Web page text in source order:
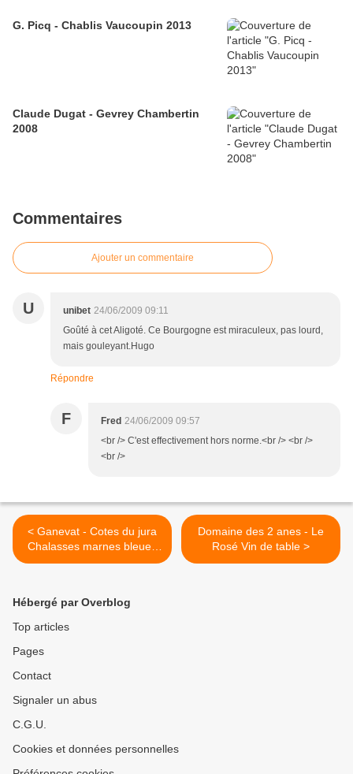
G. Picq - Chablis Vaucoupin 2013
Claude Dugat - Gevrey Chambertin
2008
Commentaires
Ajouter un commentaire
U unibet 24/06/2009 09:11
Goûté à cet Aligoté. Ce Bourgogne est miraculeux, pas lourd,
mais gouleyant.Hugo
Répondre
F Fred 24/06/2009 09:57
<br /> C'est effectivement hors norme.<br /> <br />
<br />
< Ganevat - Cotes du jura
Chalasses marnes bleues
06
Domaine des 2 anes - Le
Rosé Vin de table >
Hébergé par Overblog
Top articles
Pages
Contact
Signaler un abus
C.G.U.
Cookies et données personnelles